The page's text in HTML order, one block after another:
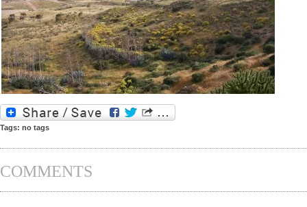
Tags: no tags
COMMENTS